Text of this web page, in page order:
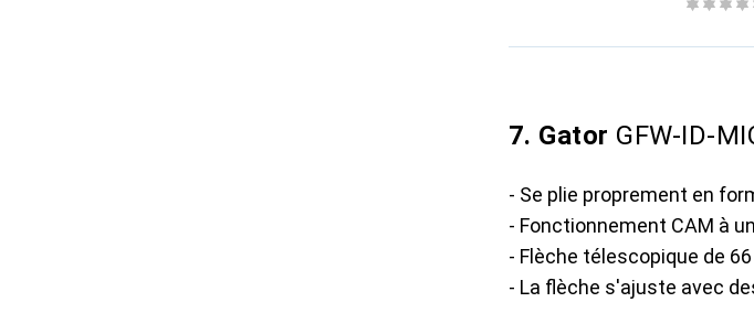
7. Gator GFW-ID-
- Se plie proprement en
- Fonctionnement CAM à
- Flèche télescopique de
- La flèche s'ajuste avec